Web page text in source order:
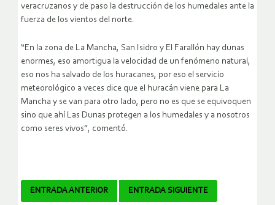
veracruzanos y de paso la destrucción de los humedales ante la
fuerza de los vientos del norte.
“En la zona de La Mancha, San Isidro y El Farallón hay dunas
enormes, eso amortigua la velocidad de un fenómeno natural,
eso nos ha salvado de los huracanes, por eso el servicio
meteorológico a veces dice que el huracán viene para La
Mancha y se van para otro lado, pero no es que se equivoquen
sino que ahí Las Dunas protegen a los humedales y a nosotros
como seres vivos”, comentó.
Navegador
ENTRADA ANTERIOR ENTRADA SIGUIENTE